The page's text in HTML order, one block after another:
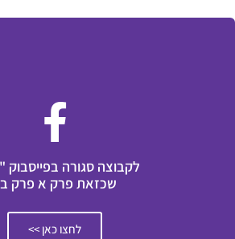
לקבוצה סגורה בפייסבוק
שכזאת פרק א פרק
לחצו כאן >>